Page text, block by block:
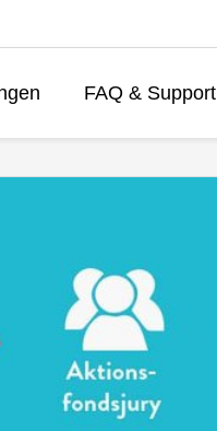
FAQ & Support